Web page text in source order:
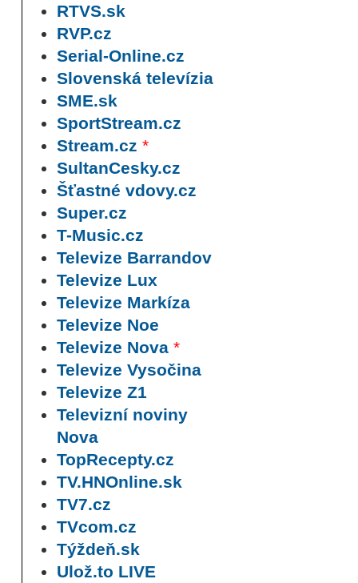
RTVS.sk
RVP.cz
Serial-Online.cz
Slovenská televízia
SME.sk
SportStream.cz
Stream.cz *
SultanCesky.cz
Šťastné vdovy.cz
Super.cz
T-Music.cz
Televize Barrandov
Televize Lux
Televize Markíza
Televize Noe
Televize Nova *
Televize Vysočina
Televize Z1
Televizní noviny
Nova
TopRecepty.cz
TV.HNOnline.sk
TV7.cz
TVcom.cz
Týždeň.sk
Ulož.to LIVE